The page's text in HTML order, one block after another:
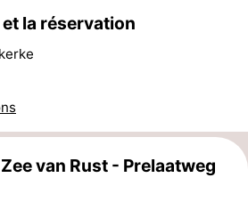
la réservation
van Rust - Prelaatweg